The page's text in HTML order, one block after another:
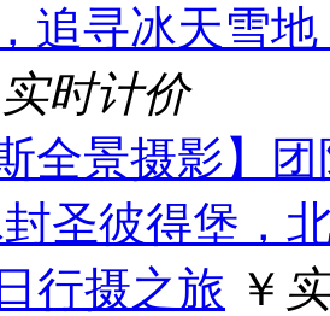
追寻冰天雪
实时计价
全景摄影】
圣彼得堡，
行摄之旅 ￥